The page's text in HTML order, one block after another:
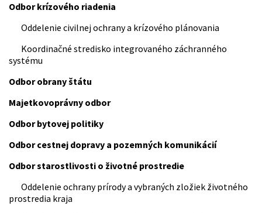
Odbor krízového riadenia
Oddelenie civilnej ochrany a krízového plánovania
Koordinačné stredisko integrovaného záchranného
systému
Odbor obrany štátu
Majetkovoprávny odbor
Odbor bytovej politiky
Odbor cestnej dopravy a pozemných komunikácií
Odbor starostlivosti o životné prostredie
Oddelenie ochrany prírody a vybraných zložiek životného
prostredia kraja